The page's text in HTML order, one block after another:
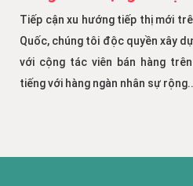
Tiếp cận xu hướng tiếp thị mới
Quốc, chúng tôi độc quyền xây
với cộng tác viên bán hàng
tiếng với hàng ngàn nhân sự